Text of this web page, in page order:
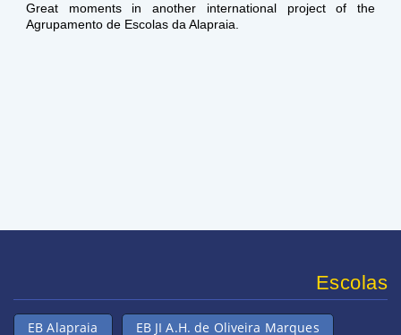
Great moments in another international project of the
Agrupamento de Escolas da Alapraia.
Escolas
EB Alapraia EB JI A.H. de Oliveira Marques